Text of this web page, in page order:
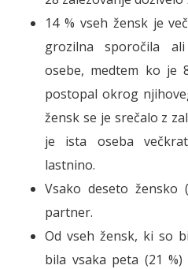
14 % vseh žensk je
grozilna sporočila
osebe, medtem ko je
postopal okrog
žensk se je srečalo z
je ista oseba
lastnino.
Vsako deseto žensko
partner.
Od vseh žensk, ki so
bila vsaka peta (21